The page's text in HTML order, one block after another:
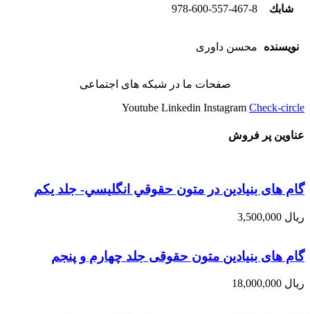
شابك 978-600-557-467-8
نویسنده محسن داوری
صفحات ما در شبکه های اجتماعی
Youtube Linkedin Instagram Check-circle
عناوین پر فروش
گام های بنیادین در متون حقوقي انگليسي- جلد يكم
ریال
گام های بنیادین متون حقوقی جلد چهارم و پنجم
ریال